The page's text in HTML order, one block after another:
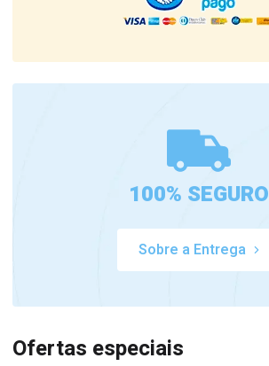
100% SEGURO
Sobre a Entrega
Ofertas especiais